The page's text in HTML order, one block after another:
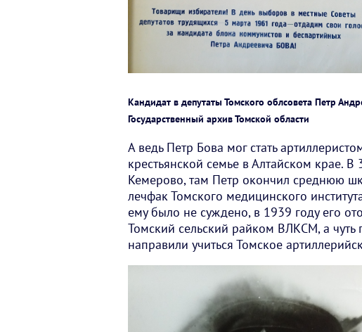
Кандидат в депутаты Томского облсовета Петр
Государственный архив Томской области
А ведь Петр Бова мог стать
крестьянской семье в Алтайском крае.
Кемерово, там Петр окончил среднюю
лечфак Томского медицинского
ему было не суждено, в 1939 году его
Томский сельский райком ВЛКСМ, а
направили учиться Томское